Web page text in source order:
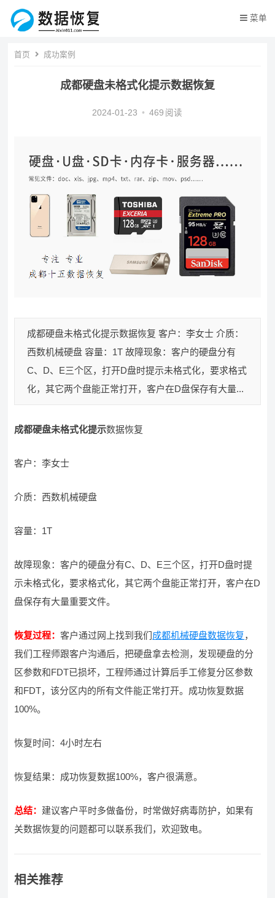
菜单
首页 成功案例
成都硬盘未格式化提示数据恢复
2024-01-23 • 469 阅读
成都硬盘未格式化提示数据恢复 客户：李女士 介质：
西数机械硬盘 容量：1T 故障现象：客户的硬盘分有
C、D、E三个区，打开D盘时提示未格式化，要求格式
化，其它两个盘能正常打开，客户在D盘保存有大量...
成都硬盘未格式化提示数据恢复
客户：李女士
介质：西数机械硬盘
容量：1T
故障现象：客户的硬盘分有C、D、E三个区，打开D盘时提
示未格式化，要求格式化，其它两个盘能正常打开，客户在D
盘保存有大量重要文件。
恢复过程：客户通过网上找到我们成都机械硬盘数据恢复，
我们工程师跟客户沟通后，把硬盘拿去检测，发现硬盘的分
区参数和FDT已损坏，工程师通过计算后手工修复分区参数
和FDT，该分区内的所有文件能正常打开。成功恢复数据
100%。
恢复时间：4小时左右
恢复结果：成功恢复数据100%，客户很满意。
总结： 建议客户平时多做备份，时常做好病毒防护，如果有
关数据恢复的问题都可以联系我们，欢迎致电。
相关推荐